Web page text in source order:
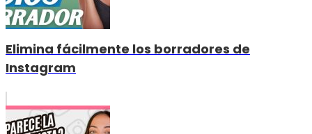
Elimina fácilmente los borradores de
Instagram